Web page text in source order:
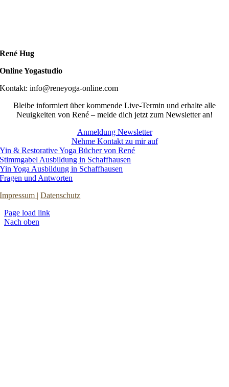
René Hug
Online Yogastudio
Kontakt: info@reneyoga-online.com
Bleibe informiert über kommende Live-Termin und erhalte alle
Neuigkeiten von René – melde dich jetzt zum Newsletter an!
Anmeldung Newsletter
Nehme Kontakt zu mir auf
Yin & Restorative Yoga Bücher von René
Stimmgabel Ausbildung in Schaffhausen
Yin Yoga Ausbildung in Schaffhausen
Fragen und Antworten
Impressum |Datenschutz
Page load link
Nach oben